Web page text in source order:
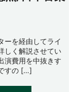
ーを経由してライ
しく解説させてい
演費用を中抜きす
すの […]